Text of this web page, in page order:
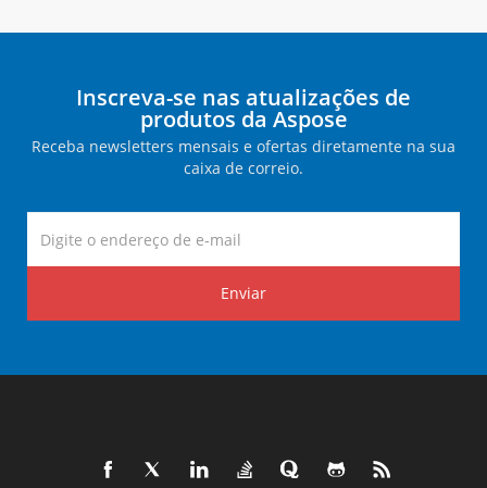
Inscreva-se nas atualizações de
produtos da Aspose
Receba newsletters mensais e ofertas diretamente na sua
caixa de correio.
Enviar